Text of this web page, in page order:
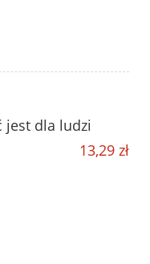
jest dla ludzi
13,29 zł